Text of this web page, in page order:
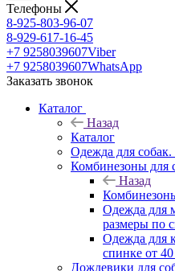
Телефоны
8-925-803-96-07
8-929-617-16-45
+7 9258039607Viber
+7 9258039607WhatsApp
Заказать звонок
Каталог
Назад
Каталог
Одежда для собак.
Комбинезоны для
Назад
Одежда для
размеры по
Одежда для
спинке от
Дождевики для